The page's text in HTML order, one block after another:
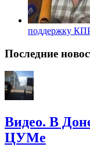
поддержку
Последние
Видео. В
ЦУМе